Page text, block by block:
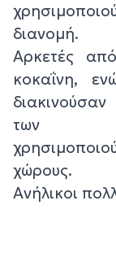
διανομή.
Αρκετές
κοκαΐνη,
των
χώρους.
Ανήλικοι